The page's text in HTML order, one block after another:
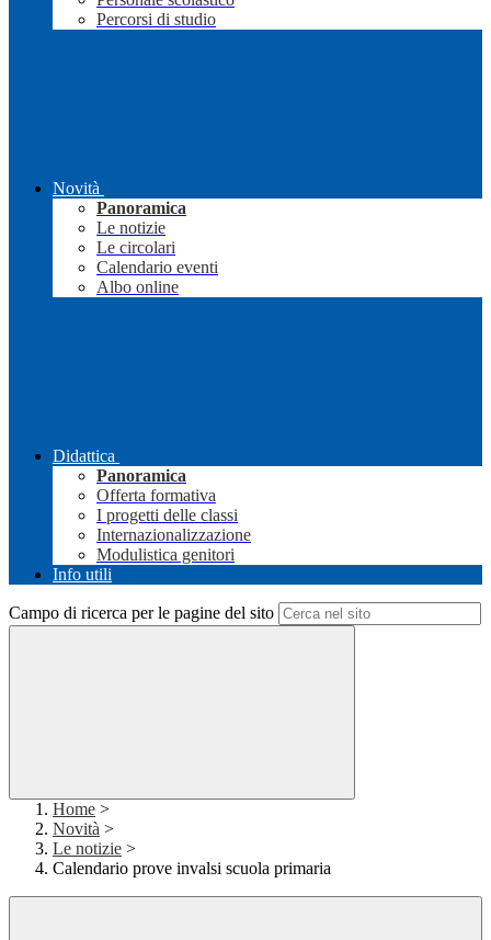
Percorsi di studio
Novità
Panoramica
Le notizie
Le circolari
Calendario eventi
Albo online
Didattica
Panoramica
Offerta formativa
I progetti delle classi
Internazionalizzazione
Modulistica genitori
Info utili
Campo di ricerca per le pagine del sito
Home >
Novità >
Le notizie >
Calendario prove invalsi scuola primaria